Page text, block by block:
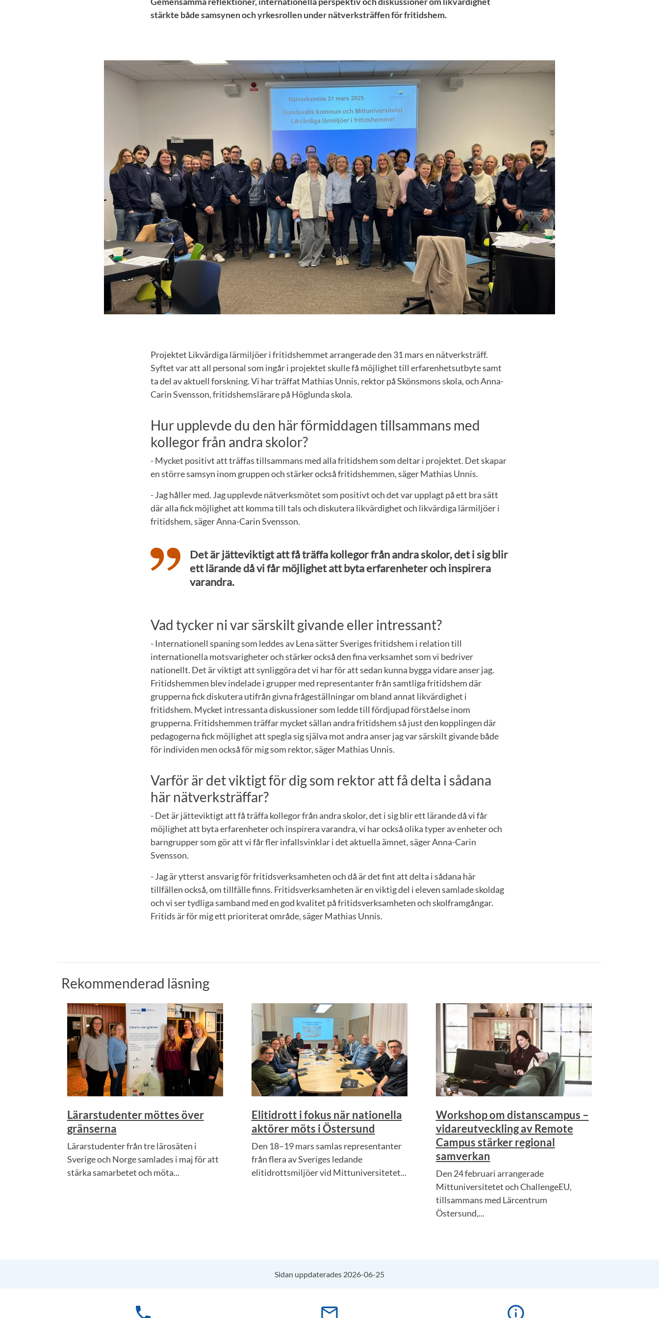
stärkte både samsynen och yrkesrollen under nätverksträffen för fritidshem.
Projektet Likvärdiga lärmiljöer i fritidshemmet arrangerade den 31 mars en nätverksträff.
Syftet var att all personal som ingår i projektet skulle få möjlighet till erfarenhetsutbyte samt
ta del av aktuell forskning. Vi har träffat Mathias Unnis, rektor på Skönsmons skola, och Anna-
Carin Svensson, fritidshemslärare på Höglunda skola.
Hur upplevde du den här förmiddagen tillsammans med
kollegor från andra skolor?
- Mycket positivt att träffas tillsammans med alla fritidshem som deltar i projektet. Det skapar
en större samsyn inom gruppen och stärker också fritidshemmen, säger Mathias Unnis.
- Jag håller med. Jag upplevde nätverksmötet som positivt och det var upplagt på ett bra sätt
där alla fick möjlighet att komma till tals och diskutera likvärdighet och likvärdiga lärmiljöer i
fritidshem, säger Anna-Carin Svensson.
Det är jätteviktigt att få träffa kollegor från andra skolor, det i sig blir
ett lärande då vi får möjlighet att byta erfarenheter och inspirera
varandra.
Vad tycker ni var särskilt givande eller intressant?
- Internationell spaning som leddes av Lena sätter Sveriges fritidshem i relation till
internationella motsvarigheter och stärker också den fina verksamhet som vi bedriver
nationellt. Det är viktigt att synliggöra det vi har för att sedan kunna bygga vidare anser jag.
Fritidshemmen blev indelade i grupper med representanter från samtliga fritidshem där
grupperna fick diskutera utifrån givna frågeställningar om bland annat likvärdighet i
fritidshem. Mycket intressanta diskussioner som ledde till fördjupad förståelse inom
grupperna. Fritidshemmen träffar mycket sällan andra fritidshem så just den kopplingen där
pedagogerna fick möjlighet att spegla sig själva mot andra anser jag var särskilt givande både
för individen men också för mig som rektor, säger Mathias Unnis.
Varför är det viktigt för dig som rektor att få delta i sådana
här nätverksträffar?
- Det är jätteviktigt att få träffa kollegor från andra skolor, det i sig blir ett lärande då vi får
möjlighet att byta erfarenheter och inspirera varandra, vi har också olika typer av enheter och
barngrupper som gör att vi får fler infallsvinklar i det aktuella ämnet, säger Anna-Carin
Svensson.
- Jag är ytterst ansvarig för fritidsverksamheten och då är det fint att delta i sådana här
tillfällen också, om tillfälle finns. Fritidsverksamheten är en viktig del i eleven samlade skoldag
och vi ser tydliga samband med en god kvalitet på fritidsverksamheten och skolframgångar.
Fritids är för mig ett prioriterat område, säger Mathias Unnis.
Rekommenderad läsning
Lärarstudenter möttes över
gränserna
Lärarstudenter från tre lärosäten i
Sverige och Norge samlades i maj för att
stärka samarbetet och möta...
Elitidrott i fokus när nationella
aktörer möts i Östersund
Den 18–19 mars samlas representanter
från flera av Sveriges ledande
elitidrottsmiljöer vid Mittuniversitetet...
Workshop om distanscampus –
vidareutveckling av Remote
Campus stärker regional
samverkan
Den 24 februari arrangerade
Mittuniversitetet och ChallengeEU,
tillsammans med Lärcentrum
Östersund,...
Sidan uppdaterades 2026-06-25
phone mail_outline info_outline